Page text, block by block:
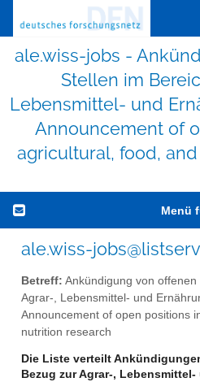
ale.wiss-jobs -
Stellen im
Lebensmittel- und
Announcement of
agricultural, food,
Menü
ale.wiss-
Betreff: Ankündigung von
Agrar-, Lebensmittel- und
Announcement of open positions
nutrition research
Die Liste verteilt
Bezug zur Agrar-, Lebensmittel-